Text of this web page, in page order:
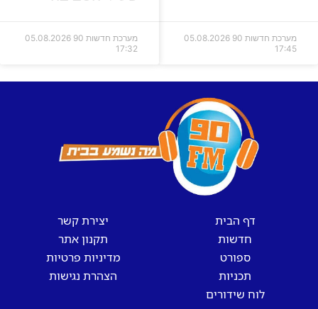
מערכת חדשות 90
05.08.2026
17:45
מערכת חדשות 90
05.08.2026
17:32
דף הבית
חדשות
ספורט
תכניות
לוח שידורים
יצירת קשר
תקנון אתר
מדיניות פרטיות
הצהרת נגישות